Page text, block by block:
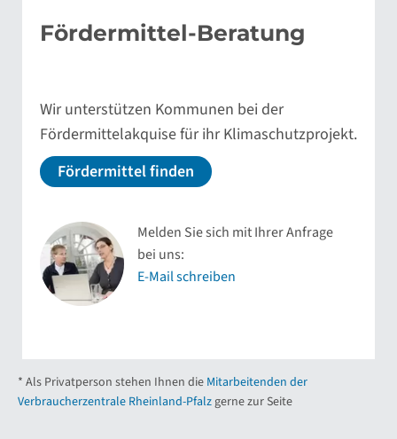
Fördermittel-Beratung
Wir unterstützen Kommunen bei der
Fördermittelakquise für ihr Klimaschutzprojekt.
Fördermittel finden
Melden Sie sich mit Ihrer Anfrage
bei uns:
E-Mail schreiben
* Als Privatperson stehen Ihnen die Mitarbeitenden der
Verbraucherzentrale Rheinland-Pfalz gerne zur Seite